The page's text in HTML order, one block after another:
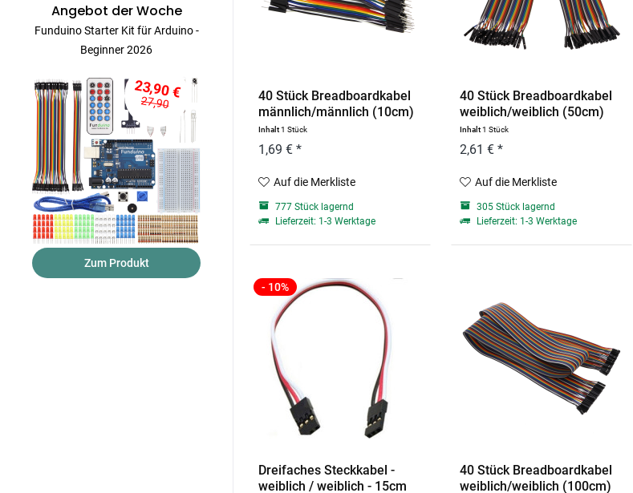
Angebot der Woche
Funduino Starter Kit für Arduino -
Beginner 2026
23,90 €
27,90
Zum Produkt
40 Stück Breadboardkabel
männlich/männlich (10cm)
Inhalt1 Stück
1,69 € *
Auf die Merkliste
777 Stück lagernd
Lieferzeit: 1-3 Werktage
40 Stück Breadboardkabel
weiblich/weiblich (50cm)
Inhalt1 Stück
2,61 € *
Auf die Merkliste
305 Stück lagernd
Lieferzeit: 1-3 Werktage
- 10%
Dreifaches Steckkabel -
weiblich / weiblich - 15cm
40 Stück Breadboardkabel
weiblich/weiblich (100cm)